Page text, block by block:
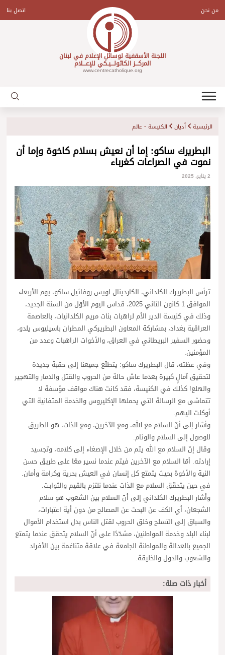
contentمن نحن اتصل بنا
اللجنة الأسقفية لوسائل الإعلام في لبنان
المركـــز الكاثولـــيـكي للإعـــلام
www.centrecatholique.org
الرئيسية أديان الكنيسة - عالم
البطريرك ساكو: إما أن نعيش بسلام كاخوة وإما أن
نموت في الصراعات كغرباء
2 يناير، 2025
ترأس البطريرك الكلداني، الكاردينال لويس روفائيل ساكو، يوم الأربعاء
الموافق 1 كانون الثاني 2025، قداس اليوم الأوّل من السنة الجديد،
وذلك في كنيسة الدير الأم لراهبات بنات مريم الكلدانيات، بالعاصمة
العراقية بغداد، بمشاركة المعاون البطريركي المطران باسيليوس يلدو،
وحضور السفير البريطاني في العراق، والأخوات الراهبات وعدد من
المؤمنين.
وفي عظته، قال البطريرك ساكو: يتطلّع جميعنا إلى حقبة جديدة
لتحقيق آمالٍ كبيرة بعدما عاش حالة من الحروب والقتل والدمار والتهجير
والهلع! كذلك في الكنيسة، فقد كانت هناك مواقف مؤسفة لا
تتماشى مع الرسالة التي يحملها الإكليروس والخدمة المتفانية التي
أوكلت اليهم.
وأشار إلى أنّ السلام مع الله، ومع الآخرين، ومع الذات، هو الطريق
للوصول إلى السلام والوئام.
وقال إنّ السلام مع الله يتم من خلال الإصغاء إلى كلامه، وتجسيد
إرادته. أمّا السلام مع الآخرين فيتم عندما نسير معًا على طريق حسن
النية والأخوة بحيث يتمتع كل إنسان في العيش بحرية وكرامة وأمان.
في حين يتحقّق السلام مع الذات عندما نلتزم بالقيم والثوابت.
وأشار البطريرك الكلداني إلى أنّ السلام بين الشعوب هو سلام
الشجعان، أي الكف عن البحث عن المصالح من دون أية اعتبارات،
والسباق إلى التسلح وخلق الحروب لقتل الناس بدل استخدام الأموال
لبناء البلد وخدمة المواطنين، مشدّدًا على أنّ السلام يتحقق عندما يتمتع
الجميع بالعدالة والمواطنة الجامعة في علاقة متناغمة بين الأفراد
والشعوب والدول والخليقة.
أخبار ذات صلة: